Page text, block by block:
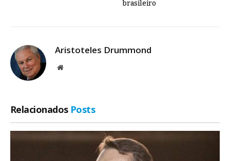
brasileiro
Aristoteles Drummond
Site
Relacionados Posts